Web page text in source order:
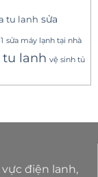
tu lanh sửa
sửa máy lạnh tại nhà
tu lanh vệ sinh tủ
điện lanh,